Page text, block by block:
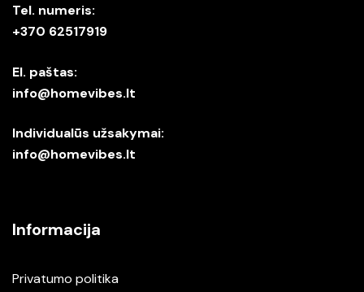
Tel. numeris:
+370 62517919
El. paštas:
info@homevibes.lt
Individualūs užsakymai:
info@homevibes.lt
Informacija
Privatumo politika